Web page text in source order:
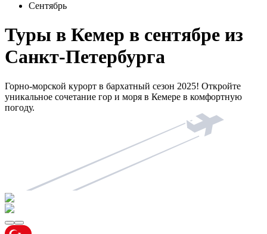
Сентябрь
Туры в Кемер в сентябре из
Санкт-Петербурга
Горно-морской курорт в бархатный сезон 2025! Откройте
уникальное сочетание гор и моря в Кемере в комфортную
погоду.